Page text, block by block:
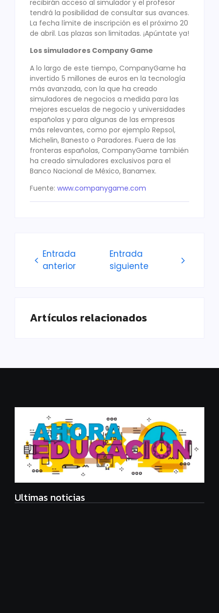
recibirán acceso al simulador y el profesor
tendrá la posibilidad de consultar sus avances.
La fecha límite de inscripción es el próximo 20
de abril. Las plazas son limitadas. ¡Apúntate ya!
Los simuladores Company Game
A lo largo de este tiempo, CompanyGame ha
invertido 5 millones de euros en la tecnología
más avanzada, con la que ha creado
simuladores de negocios a medida para las
mejores escuelas de negocio y universidades
españolas y para algunas de las empresas
más relevantes, como por ejemplo Repsol,
Michelin, Banesto o Paradores. Fuera de las
fronteras españolas, CompanyGame también
ha creado simuladores exclusivos para el
Banco Nacional de México, Banamex.
Fuente: www.companygame.com
Entrada
anterior
Entrada
siguiente
Artículos relacionados
Ultimas noticias